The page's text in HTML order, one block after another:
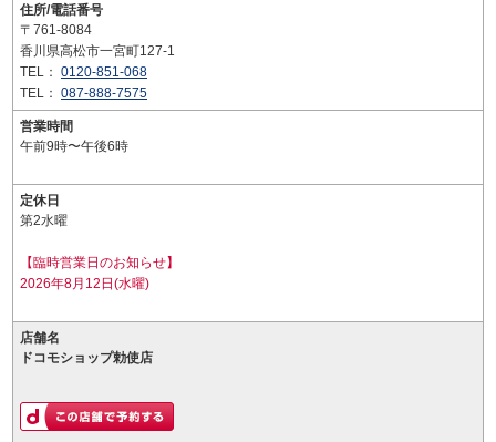
住所/電話番号
〒761-8084
香川県高松市一宮町127-1
TEL： 0120-851-068
TEL： 087-888-7575
営業時間
午前9時〜午後6時
定休日
第2水曜
【臨時営業日のお知らせ】
2026年8月12日(水曜)
店舗名
ドコモショップ勅使店